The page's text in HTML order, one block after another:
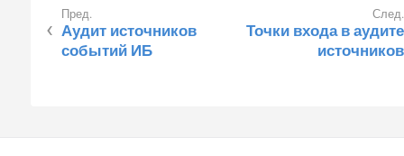
Аудит источников
событий ИБ
Точки входа в аудите
источников